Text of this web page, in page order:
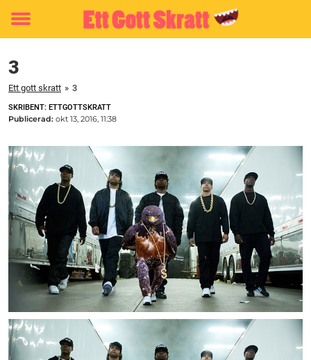
Toggle
3
Ett gott skratt » 3
SKRIBENT: ETTGOTTSKRATT
Publicerad: okt 13, 2016, 11:38